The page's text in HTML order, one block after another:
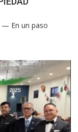
— En un paso